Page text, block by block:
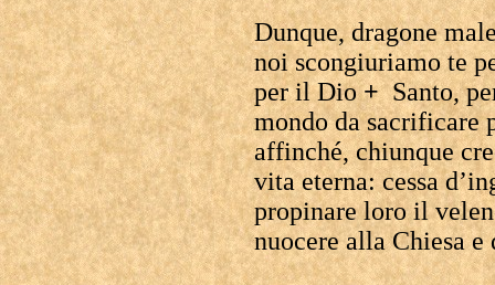
Dunque, dragone
noi scongiuriamo te
per il Dio+Santo,
mondo da sacrificare
affinché, chiunque
vita eterna: cessa
propinare loro il
nuocere alla Chiesa